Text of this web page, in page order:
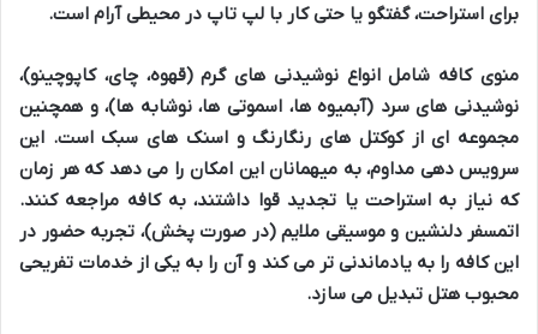
برای استراحت،گفتگو یا حتیکار با لپ تاپ در محیطیآرام است.
منویکافه شامل انواعنوشیدنی های گرم(قهوه، چای، کاپوچینو)،
نوشیدنی های سرد (آبمیوه ها، اسموتی ها، نوشابه ها)، و همچنین
مجموعه ای ازکوکتل های رنگارنگواسنک های سبک است. این
سرویس دهی مداوم، به میهمانان این امکان را می دهد که هر زمان
که نیاز به استراحت یا تجدید قوا داشتند، به کافه مراجعه کنند.
اتمسفر دلنشین وموسیقی ملایم (در صورت پخش)، تجربه حضور در
این کافه را به یادماندنی تر می کند و آن را به یکی از خدمات تفریحی
محبوب هتل تبدیل می سازد.